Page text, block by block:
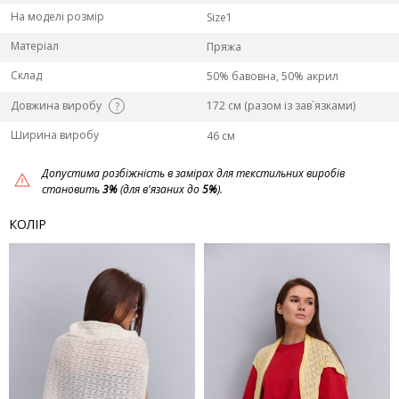
На моделі розмір
Size1
Матеріал
Пряжа
Склад
50% бавовна, 50% акрил
Довжина виробу
?
172 см (разом із зав`язками)
Ширина виробу
46 см
Допустима розбіжність в замірах для текстильних виробів
становить3%(для в'язаних до5%).
КОЛІР